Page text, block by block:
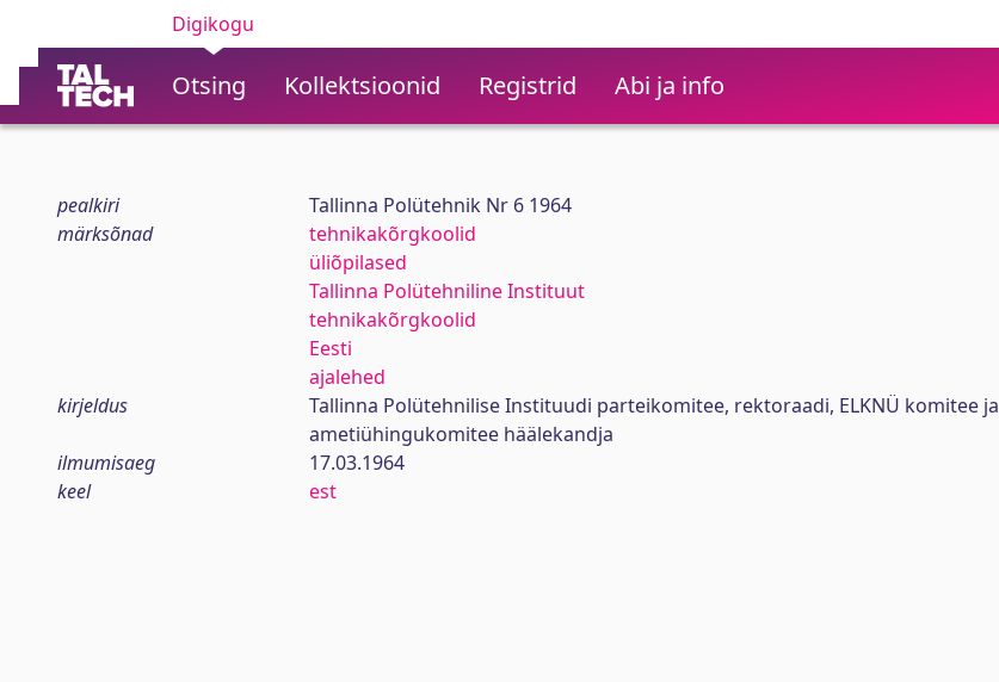
Digikogu
Otsing Kollektsioonid Registrid Abi ja info
pealkiri
Tallinna Polütehnik Nr 6 1964
märksõnad
tehnikakõrgkoolid
üliõpilased
Tallinna Polütehniline Instituut
tehnikakõrgkoolid
Eesti
ajalehed
kirjeldus
Tallinna Polütehnilise Instituudi parteikomitee, rektoraadi, ELKNÜ komitee ja
ametiühingukomitee häälekandja
ilmumisaeg
17.03.1964
keel
est